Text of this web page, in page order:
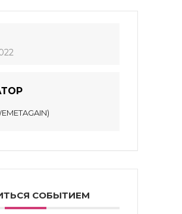
СОБЫТИЕМ